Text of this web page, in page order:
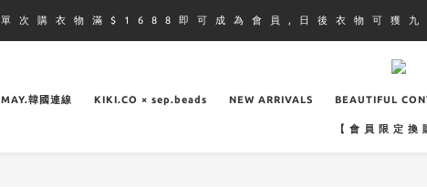
單 次 購 衣 物 滿 $ 1 6 8 8 即 可 成 為 會 員 , 日 後 衣 物 可 獲
MAY.韓國連線 KIKI.CO × sep.beads NEW ARRIVALS BEAUTIFUL
【 會 員 限 定 換